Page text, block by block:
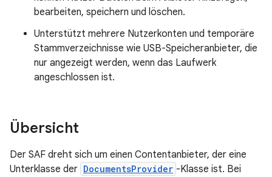
bearbeiten, speichern und löschen.
Unterstützt mehrere Nutzerkonten und temporäre
Stammverzeichnisse wie USB-Speicheranbieter, die
nur angezeigt werden, wenn das Laufwerk
angeschlossen ist.
Übersicht
Der SAF dreht sich um einen Contentanbieter, der eine
Unterklasse der DocumentsProvider -Klasse ist. Bei